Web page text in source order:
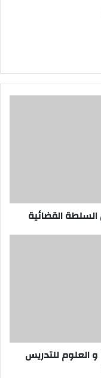
القضائية
و العلوم للتدريس